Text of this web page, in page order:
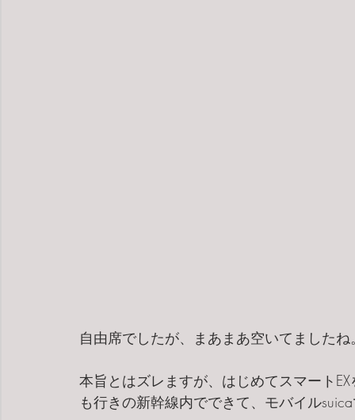
自由席でしたが、まあまあ空いてましたね
本旨とはズレますが、はじめてスマート
も行きの新幹線内でできて、モバイル